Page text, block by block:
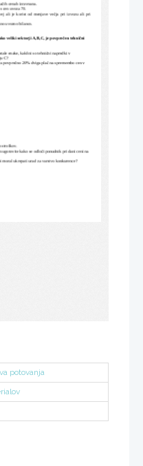
čih cenah izravnana.
cen uvoza 70.
ali  je  korist  od  menjave  ve čja  pri  izvozu  ali  pri
uvozno bilanco.
veliki sektorji A,B,C, je povpre čen tehni čni
enake, kakšni so tehni čni napredki v
C?
povpre čno 20% dviga pla č na spremembo cen v
stroškov.
ugotovite kako se odlo či ponudnik pri dani ceni na
moral ukrepati urad za varstvo konkurence?
potovanja